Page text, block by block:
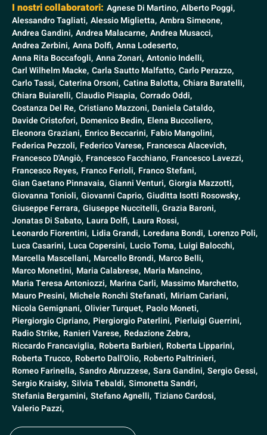
I nostri collaboratori: Agnese Di Martino, Alberto Poggi,
Alessandro Tagliati, Alessio Miglietta, Ambra Simeone,
Andrea Gandini, Andrea Malacarne, Andrea Musacci,
Andrea Zerbini, Anna Dolfi, Anna Lodeserto,
Anna Rita Boccafogli, Anna Zonari, Antonio Indelli,
Carl Wilhelm Macke, Carla Sautto Malfatto, Carlo Perazzo,
Carlo Tassi, Caterina Orsoni, Catina Balotta, Chiara Baratelli,
Chiara Buiarelli, Claudio Pisapia, Corrado Oddi,
Costanza Del Re, Cristiano Mazzoni, Daniela Cataldo,
Davide Cristofori, Domenico Bedin, Elena Buccoliero,
Eleonora Graziani, Enrico Beccarini, Fabio Mangolini,
Federica Pezzoli, Federico Varese, Francesca Alacevich,
Francesco D'Angiò, Francesco Facchiano, Francesco Lavezzi,
Francesco Reyes, Franco Ferioli, Franco Stefani,
Gian Gaetano Pinnavaia, Gianni Venturi, Giorgia Mazzotti,
Giovanna Tonioli, Giovanni Caprio, Giuditta Isotti Rosowsky,
Giuseppe Ferrara, Giuseppe Nuccitelli, Grazia Baroni,
Jonatas Di Sabato, Laura Dolfi, Laura Rossi,
Leonardo Fiorentini, Lidia Grandi, Loredana Bondi, Lorenzo Poli,
Luca Casarini, Luca Copersini, Lucio Toma, Luigi Balocchi,
Marcella Mascellani, Marcello Brondi, Marco Belli,
Marco Monetini, Maria Calabrese, Maria Mancino,
Maria Teresa Antoniozzi, Marina Carli, Massimo Marchetto,
Mauro Presini, Michele Ronchi Stefanati, Miriam Cariani,
Nicola Gemignani, Olivier Turquet, Paolo Moneti,
Piergiorgio Cipriano, Piergiorgio Paterlini, Pierluigi Guerrini,
Radio Strike, Ranieri Varese, Redazione Zebra,
Riccardo Francaviglia, Roberta Barbieri, Roberta Lipparini,
Roberta Trucco, Roberto Dall'Olio, Roberto Paltrinieri,
Romeo Farinella, Sandro Abruzzese, Sara Gandini, Sergio Gessi,
Sergio Kraisky, Silvia Tebaldi, Simonetta Sandri,
Stefania Bergamini, Stefano Agnelli, Tiziano Cardosi,
Valerio Pazzi,